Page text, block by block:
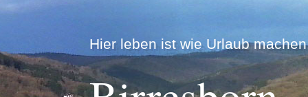
Hier leben ist wie Urlaub